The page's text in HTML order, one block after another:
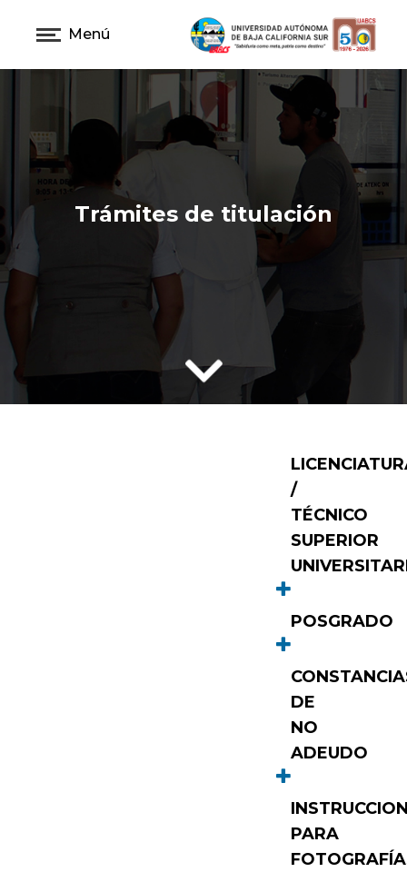
Menú
Trámites de titulación
/
TÉCNICO
SUPERIOR
POSGRADO
DE
NO
ADEUDO
PARA